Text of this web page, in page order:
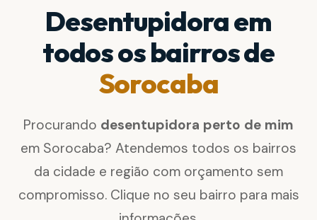
Desentupidora em
todos os bairros de
Sorocaba
Procurando desentupidora perto de mim
em Sorocaba? Atendemos todos os bairros
da cidade e região com orçamento sem
compromisso. Clique no seu bairro para mais